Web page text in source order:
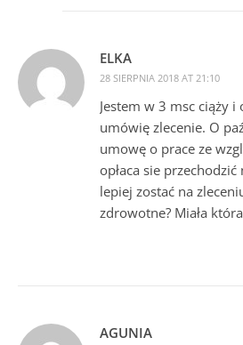
ELKA
28 SIERPNIA 2018 AT 21:10
Jestem w 3 msc ciąży
umówię zlecenie. O
umowę o prace ze
opłaca sie
lepiej zostać na
zdrowotne? Miała
AGUNIA